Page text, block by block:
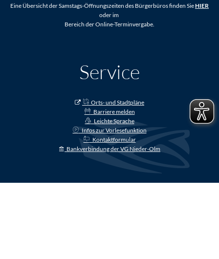
Eine Übersicht der Samstags-Öffnungszeiten des Bürgerbüros finden SieHIER
oder im
Bereich der Online-Terminvergabe.
Service
Orts- und Stadtpläne
Barriere melden
Leichte Sprache
Infos zur Vorlesefunktion
Kontaktformular
Bankverbindung der VG Nieder-Olm